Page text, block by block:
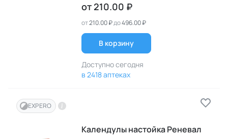
от 210.00 ₽
от210.00 ₽до496.00 ₽
В корзину
Доступно сегодня
в 2418 аптеках
EXPERO
Календулы настойка Реневал